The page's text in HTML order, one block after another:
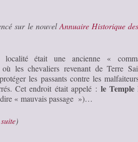
sur le nouvelAnnuaire Historique
localité était une ancienne «
les chevaliers revenant de Terre
les passants contre les
Cet endroit était appelé : le
« mauvais passage »)…
)